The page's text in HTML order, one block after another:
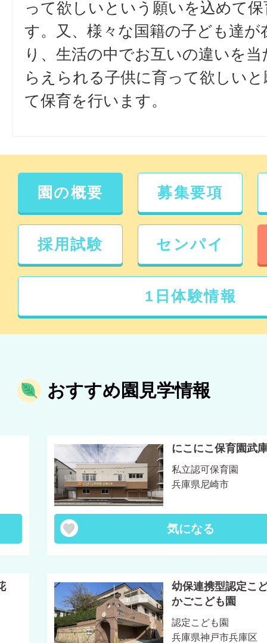
って欲しいという願いを込めて
す。又、様々な国籍の子ども達が
り、生活の中でお互いの違いを
らえられる子供に育って欲しい
て保育を行います。
園の概要 募集要項
採用試験 センパイ
1日体験情報
おすすめ園見学情報
にこにこ保育園武
私立認可保育園
兵庫県尼崎市
気になる
幼保連携型認定こ
かごこども園
認定こども園
兵庫県神戸市兵庫区